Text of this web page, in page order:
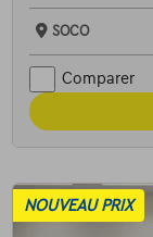
SOCO
Comparer
NOUVEAU PRIX